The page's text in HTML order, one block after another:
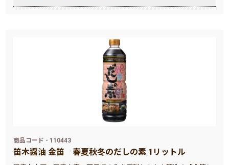
商品コード - 110443
笛木醤油 金笛 春夏秋冬のだしの素 1リットル